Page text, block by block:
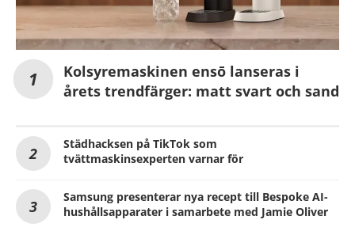
Kolsyremaskinen ensō lanseras i
årets trendfärger: matt svart och sand
Städhacksen på TikTok som
tvättmaskinsexperten varnar för
Samsung presenterar nya recept till Bespoke AI-
hushållsapparater i samarbete med Jamie Oliver